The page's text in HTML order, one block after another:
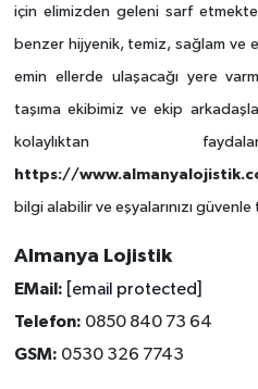
için elimizden geleni sarf
benzer hijyenik, temiz, sağlam ve
emin ellerde ulaşacağı yere
taşıma ekibimiz ve ekip
kolaylıktan
https://
bilgi alabilir ve eşyalarınızı
Almanya Lojistik
EMail:
[email protected]
Telefon: 0850 840 73 64
GSM: 0530 326 7743